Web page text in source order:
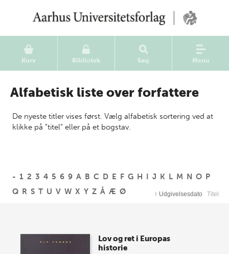
Kurv Bibliotek Søg Menu
Alfabetisk liste over forfattere
De nyeste titler vises først. Vælg alfabetisk sortering ved at
klikke på "titel" eller på et bogstav.
- 1 2 3 4 5 6 9 A B C D E F G H I J K L M N O P
Q R S T U V W X Y Z Å Æ Ø ↑ Udgivelsesdato Titel
Lov og ret i Europas
historie